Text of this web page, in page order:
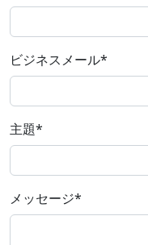
ビジネスメール*
主題*
メッセージ*